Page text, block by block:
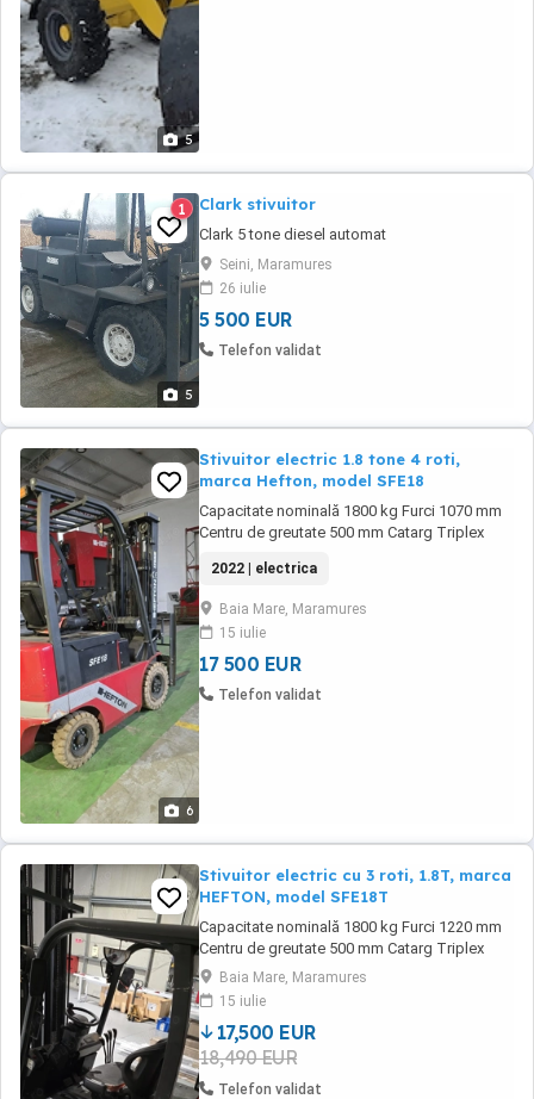
5
5
1 Clark stivuitor
Clark 5 tone diesel automat
Seini, Maramures
26 iulie
5 500 EUR
Telefon validat
6
Stivuitor electric 1.8 tone 4 roti,
marca Hefton, model SFE18
Capacitate nominală 1800 kg Furci 1070 mm
Centru de greutate 500 mm Catarg Triplex
hidraulic 3&4 valve cu conducte Înălțime
maximă catarg restrâns 2305 mm Înălțime
maximă catarg extins 6040 mm Înălțime liberă
de ridicare 1305 mm Înclinare catarg față
spate 6 ...
2022 | electrica
Baia Mare, Maramures
15 iulie
17 500 EUR
Telefon validat
Stivuitor electric cu 3 roti, 1.8T, marca
HEFTON, model SFE18T
Capacitate nominală 1800 kg Furci 1220 mm
Centru de greutate 500 mm Catarg Triplex
Înalțime maximă de ridicare 6000 mm Sistem
hidraulic 3&4 valve cu conducte Înălțime
maximă catarg restrâns 2665 mm Înălțime
maximă catarg extins 7042 mm Înălțime liberă
de ridicare 1663 mm Înclinare catarg față
spate 3 ...
Baia Mare, Maramures
15 iulie
17,500 EUR
18,490 EUR
Telefon validat